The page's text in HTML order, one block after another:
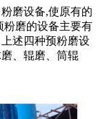
磨设备,使原有的
粉磨的设备主要有
述四种预粉磨设
、辊磨、筒辊